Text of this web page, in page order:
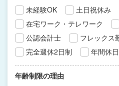
未経験OK
土日祝休み
在宅ワーク・テレワーク
公認会計士
フレックス
完全週休2日制
年間休
年齢制限の理由